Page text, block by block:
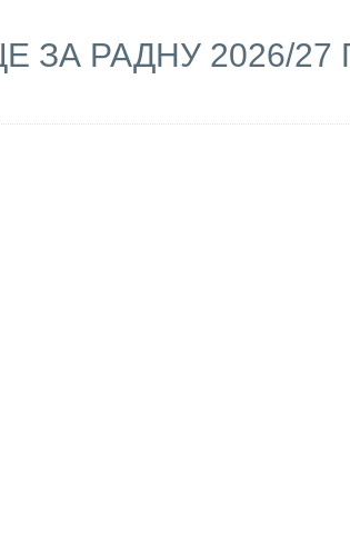
РАДНУ 2026/27